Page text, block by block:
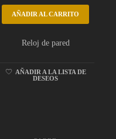
AÑADIR AL CARRITO
Reloj de pared
AÑADIR A LA LISTA DE
DESEOS